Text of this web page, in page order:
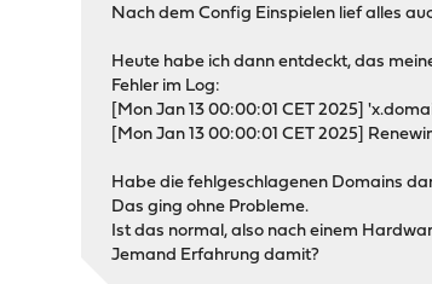
Nach dem Config Einspielen lief alles
Heute habe ich dann entdeckt, das
Fehler im Log:
[Mon Jan 13 00:00:01 CET 2025]
[Mon Jan 13 00:00:01 CET 2025]
Habe die fehlgeschlagenen Domains
Das ging ohne Probleme.
Ist das normal, also nach einem
Jemand Erfahrung damit?